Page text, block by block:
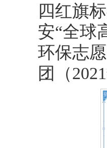
四红旗
安“全球
环保志
团（